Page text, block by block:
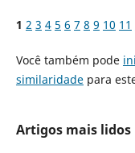
1 2 3 4 5 6 7 8 9 10 11
Você também pode
similaridadepara
Artigos mais lidos